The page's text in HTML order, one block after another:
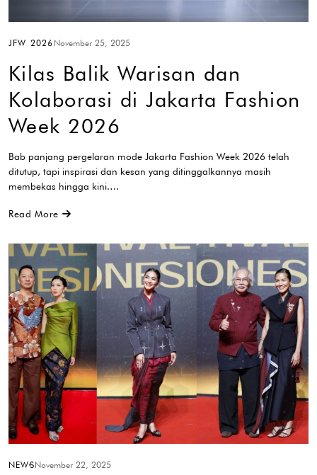
JFW 2026 November 25, 2025
Kilas Balik Warisan dan
Kolaborasi di Jakarta Fashion
Week 2026
Bab panjang pergelaran mode Jakarta Fashion Week 2026 telah
ditutup, tapi inspirasi dan kesan yang ditinggalkannya masih
membekas hingga kini.…
Read More
NEWSNovember 22, 2025